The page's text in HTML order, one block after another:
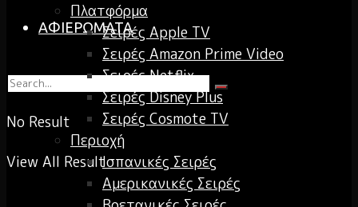
ΑΦΙΕΡΩΜΑΤΑ
No Result
View All Result
Πλατφόρμα
Σειρές Apple TV
Σειρές Amazon Prime Video
Σειρές Netflix
Σειρές Disney Plus
Σειρές Cosmote TV
Περιοχή
Ισπανικές Σειρές
Αμερικανικές Σειρές